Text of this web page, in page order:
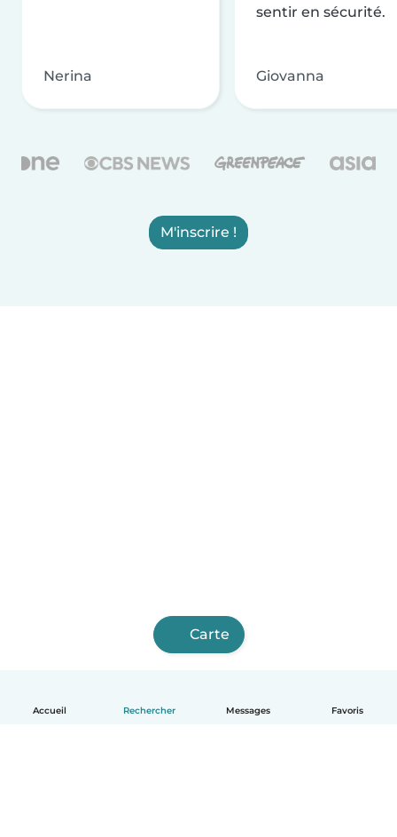
Accueil Rechercher Messages Favoris
Nerina
sentir en sécurité.
Giovanna
M'inscrire !
Carte